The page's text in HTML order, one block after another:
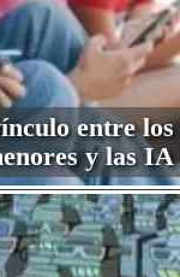
entre los
y las IA